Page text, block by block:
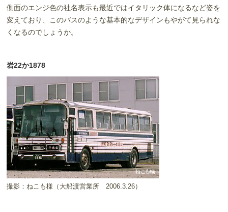
側面のエンジ色の社名表示も最近ではイタリック体になるなど姿を
変えており、このバスのような基本的なデザインもやがて見られな
くなるのでしょうか。
岩22か1878
撮影：ねこも様（大船渡営業所 2006.3.26）